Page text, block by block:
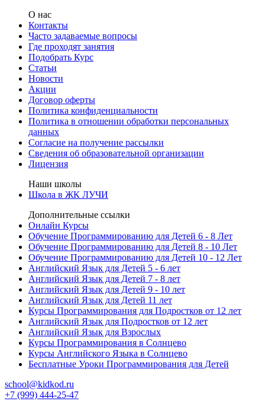
О нас
Контакты
Часто задаваемые вопросы
Где проходят занятия
Подобрать Курс
Статьи
Новости
Акции
Договор оферты
Политика конфиденциальности
Политика в отношении обработки персональных
данных
Согласие на получение рассылки
Сведения об образовательной организации
Лицензия
Наши школы
Школа в ЖК ЛУЧИ
Дополнительные ссылки
Онлайн Курсы
Обучение Программированию для Детей 6 - 8 Лет
Обучение Программированию для Детей 8 - 10 Лет
Обучение Программированию для Детей 10 - 12 Лет
Английский Язык для Детей 5 - 6 лет
Английский Язык для Детей 7 - 8 лет
Английский Язык для Детей 9 - 10 лет
Английский Язык для Детей 11 лет
Курсы Программирования для Подростков от 12 лет
Английский Язык для Подростков от 12 лет
Английский Язык для Взрослых
Курсы Программирования в Солнцево
Курсы Английского Языка в Солнцево
Бесплатные Уроки Программирования для Детей
school@kidkod.ru
+7 (999) 444-25-47